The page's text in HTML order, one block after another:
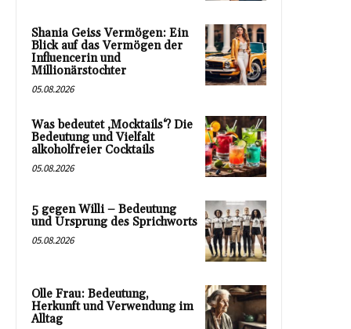
Shania Geiss Vermögen: Ein
Blick auf das Vermögen der
Influencerin und
Millionärstochter
05.08.2026
Was bedeutet ‚Mocktails‘? Die
Bedeutung und Vielfalt
alkoholfreier Cocktails
05.08.2026
5 gegen Willi – Bedeutung
und Ursprung des Sprichworts
05.08.2026
Olle Frau: Bedeutung,
Herkunft und Verwendung im
Alltag